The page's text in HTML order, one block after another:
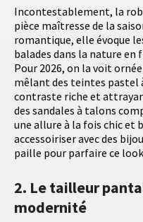
Incontestablement, la
pièce maîtresse de la
romantique, elle évoque
balades dans la nature
Pour 2026, on la voit
mêlant des teintes pastel
contraste riche et
des sandales à talons
une allure à la fois chic et
accessoiriser avec des
paille pour parfaire ce
2. Le tailleur
modernité